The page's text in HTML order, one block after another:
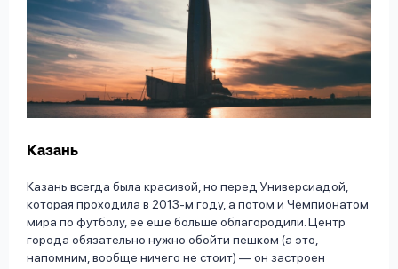
Казань
Казань всегда была красивой, но перед Универсиадой,
которая проходила в 2013-м году, а потом и Чемпионатом
мира по футболу, её ещё больше облагородили. Центр
города обязательно нужно обойти пешком (а это,
напомним, вообще ничего не стоит) — он застроен